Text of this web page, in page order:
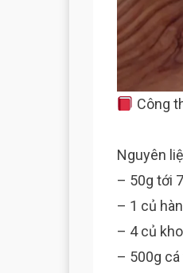
Công
Nguyên
– 50g tới
– 1 củ
– 4 củ
– 500g